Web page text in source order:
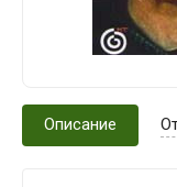
Описание